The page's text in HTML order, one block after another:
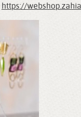
https://